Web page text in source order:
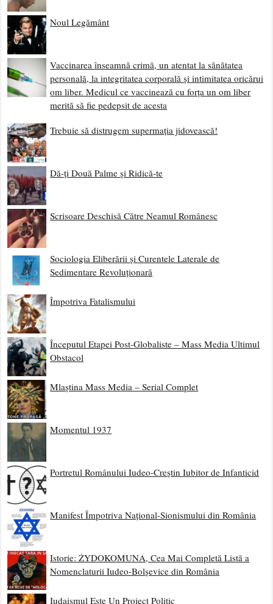
Noul Legământ
Vaccinarea înseamnă crimă, un atentat la sănătatea
personală, la integritatea corporală și intimitatea oricărui
om liber. Medicul ce vaccinează cu forța un om liber
merită să fie pedepsit de acesta
Trebuie să distrugem supermația jidovească!
Dă-ți Două Palme și Ridică-te
Scrisoare Deschisă Către Neamul Românesc
Sociologia Eliberării și Curentele Laterale de
Sedimentare Revoluționară
Împotriva Fatalismului
Începutul Etapei Post-Globaliste – Mass Media Ultimul
Obstacol
Mlaștina Mass Media – Serial Complet
Momentul 1937
Portretul Românului Iudeo-Creștin Iubitor de Infanticid
Manifest Împotriva Național-Sionismului din România
Istorie: ŻYDOKOMUNA, Cea Mai Completă Listă a
Nomenclaturii Iudeo-Bolșevice din România
Iudaismul Este Un Proiect Politic